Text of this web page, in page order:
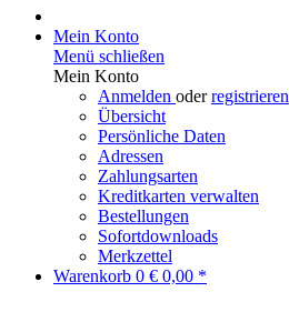
Mein Konto
Menü schließen
Mein Konto
Anmelden oderregistrieren
Übersicht
Persönliche Daten
Adressen
Zahlungsarten
Kreditkarten verwalten
Bestellungen
Sofortdownloads
Merkzettel
Warenkorb 0 € 0,00 *